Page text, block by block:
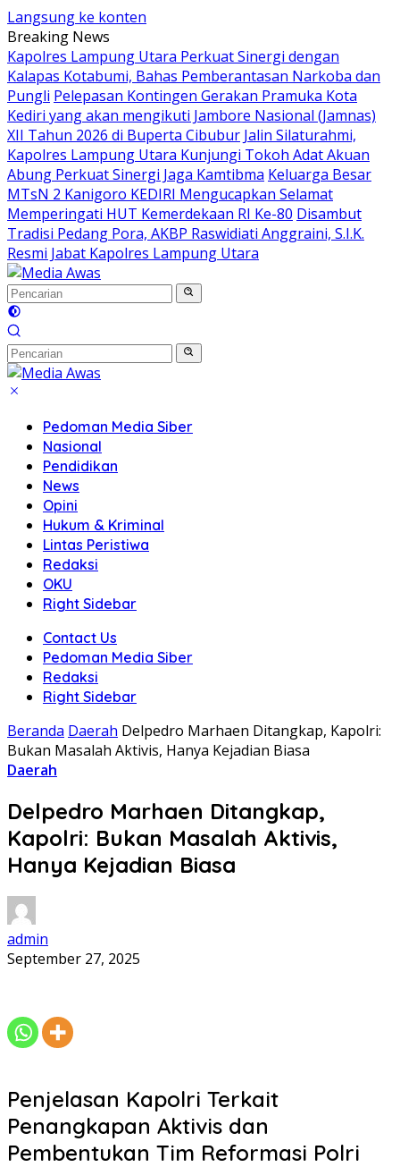
Langsung ke konten
Breaking News
Kapolres Lampung Utara Perkuat Sinergi dengan
Kalapas Kotabumi, Bahas Pemberantasan Narkoba dan
Pungli Pelepasan Kontingen Gerakan Pramuka Kota
Kediri yang akan mengikuti Jambore Nasional (Jamnas)
XII Tahun 2026 di Buperta Cibubur Jalin Silaturahmi,
Kapolres Lampung Utara Kunjungi Tokoh Adat Akuan
Abung Perkuat Sinergi Jaga Kamtibma Keluarga Besar
MTsN 2 Kanigoro KEDIRI Mengucapkan Selamat
Memperingati HUT Kemerdekaan RI Ke-80 Disambut
Tradisi Pedang Pora, AKBP Raswidiati Anggraini, S.I.K.
Resmi Jabat Kapolres Lampung Utara
Pedoman Media Siber
Nasional
Pendidikan
News
Opini
Hukum & Kriminal
Lintas Peristiwa
Redaksi
OKU
Right Sidebar
Contact Us
Pedoman Media Siber
Redaksi
Right Sidebar
Beranda Daerah Delpedro Marhaen Ditangkap, Kapolri:
Bukan Masalah Aktivis, Hanya Kejadian Biasa
Daerah
Delpedro Marhaen Ditangkap,
Kapolri: Bukan Masalah Aktivis,
Hanya Kejadian Biasa
admin
September 27, 2025
Penjelasan Kapolri Terkait
Penangkapan Aktivis dan
Pembentukan Tim Reformasi Polri